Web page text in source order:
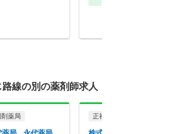
線の別の薬剤師求人
剤薬局 正社員